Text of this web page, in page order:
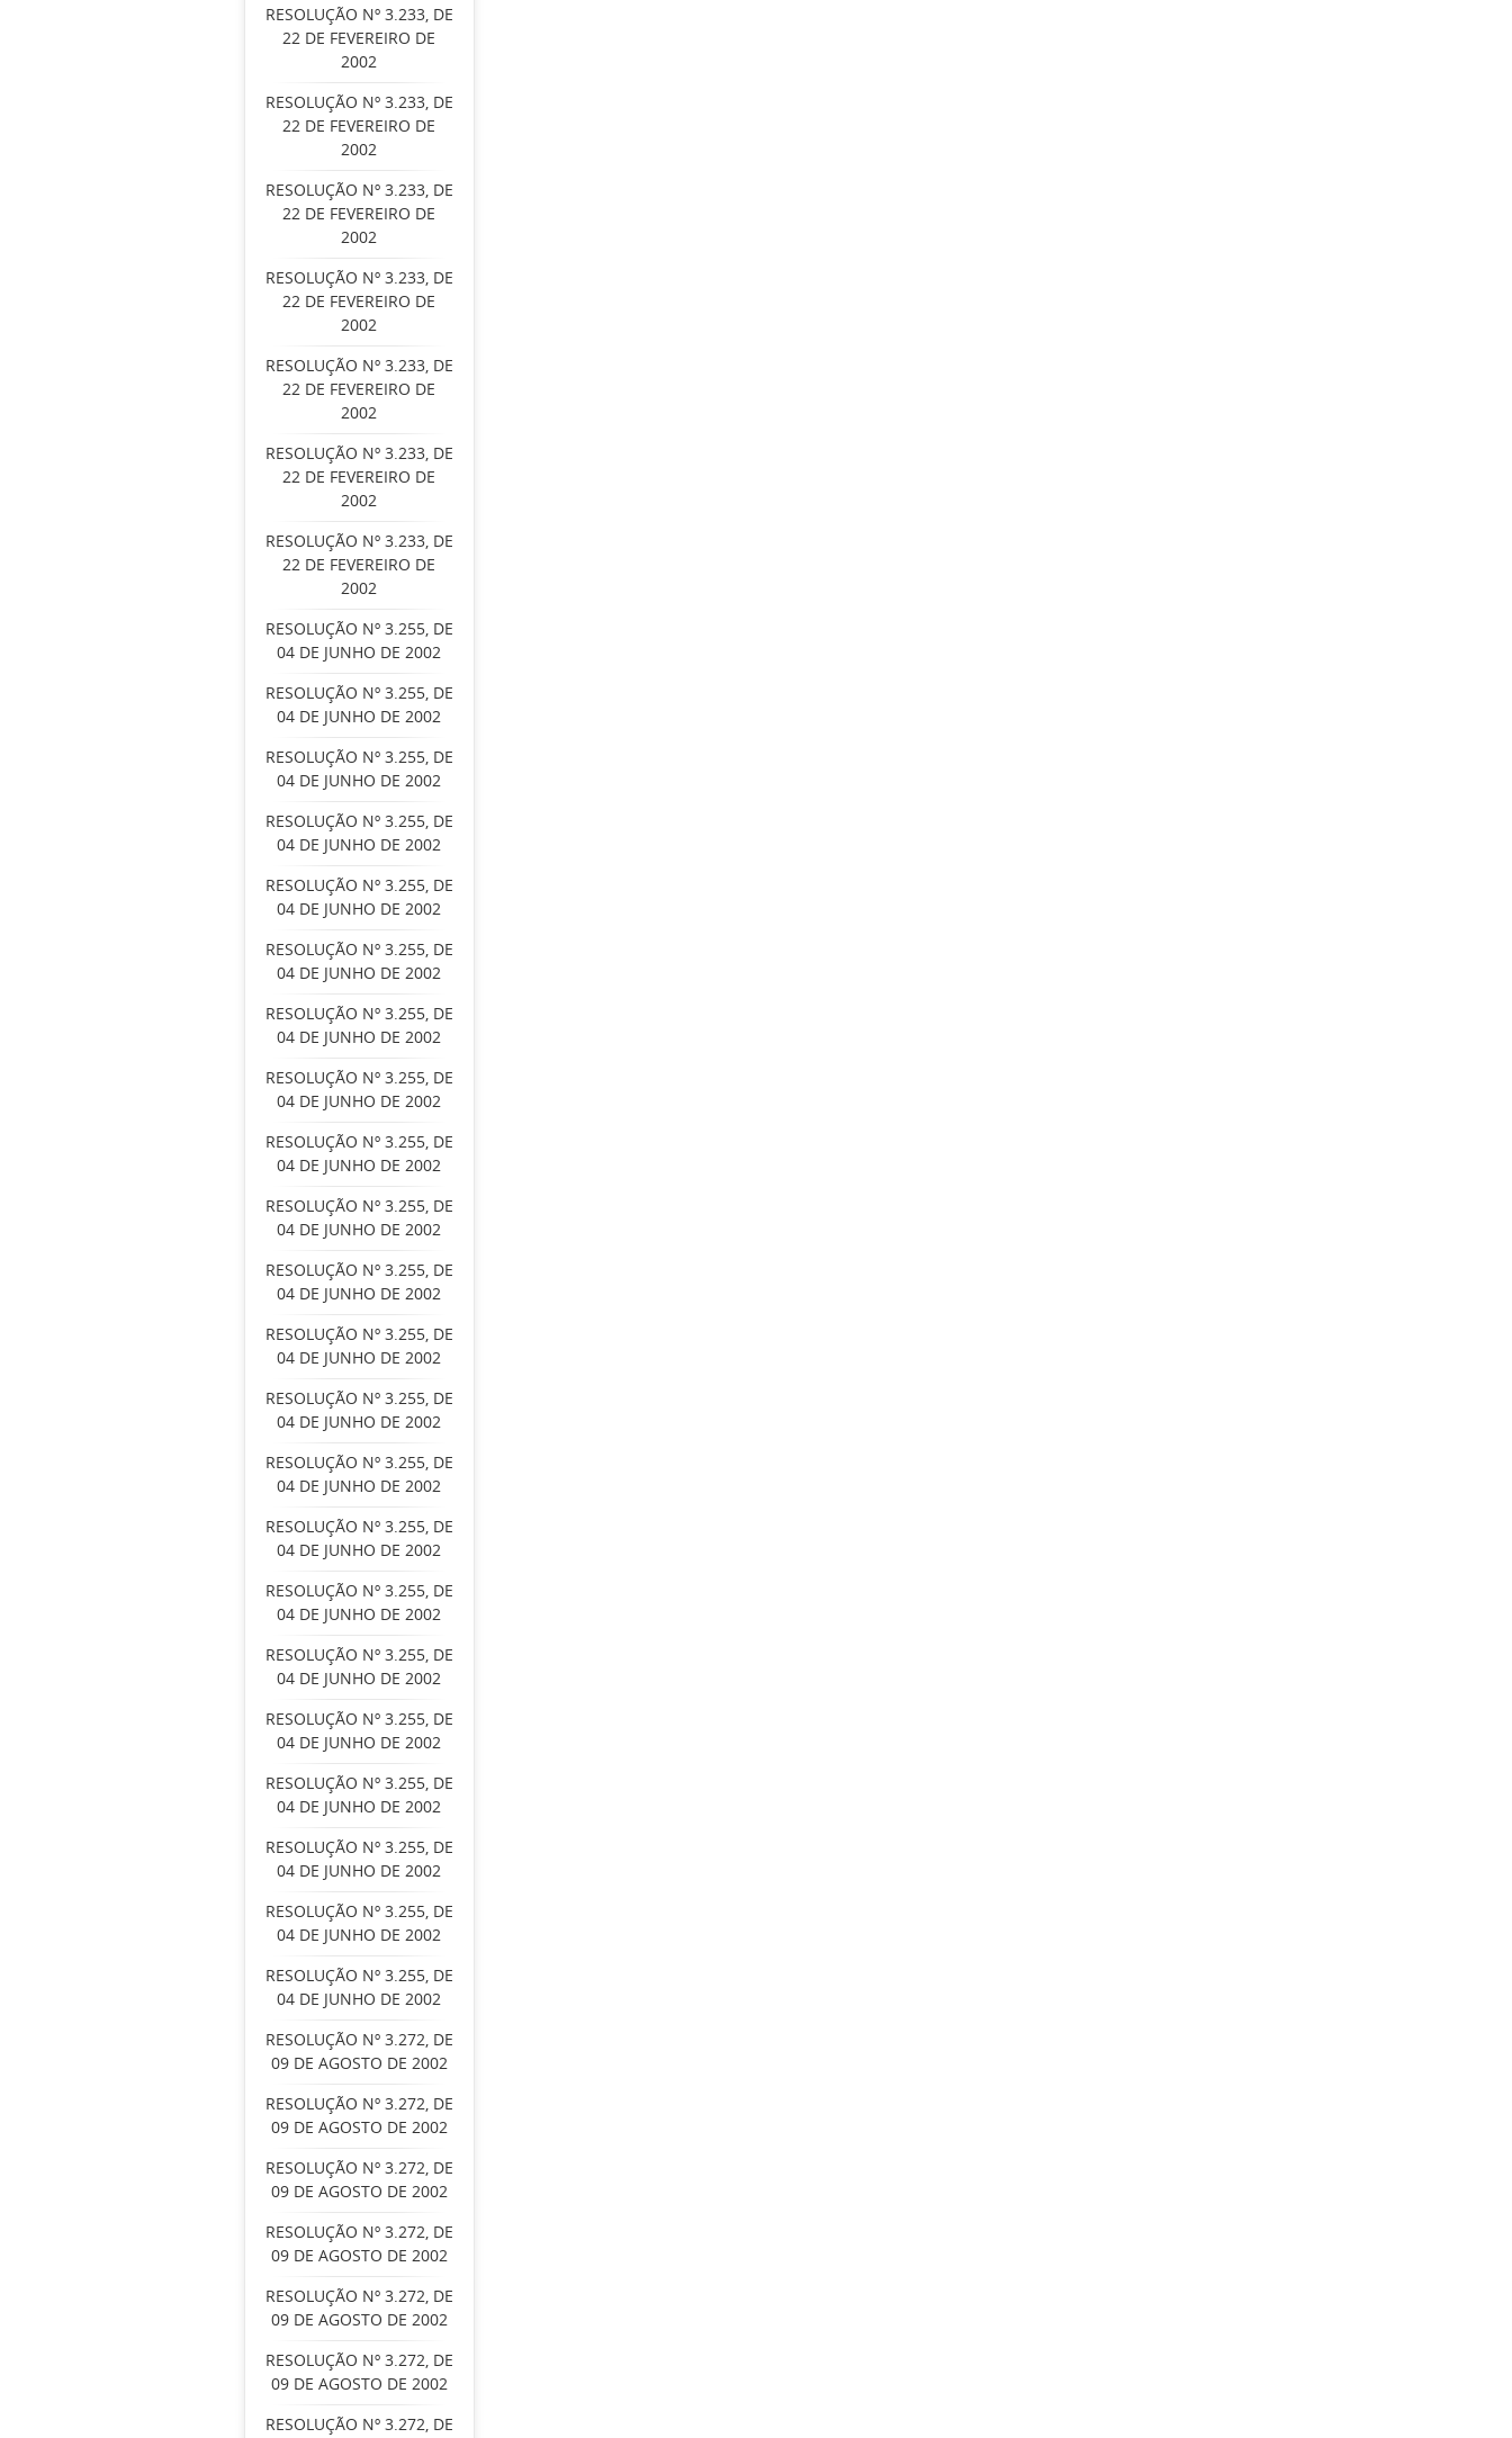
RESOLUÇÃO Nº 3.233, DE
22 DE FEVEREIRO DE
2002
RESOLUÇÃO Nº 3.233, DE
22 DE FEVEREIRO DE
2002
RESOLUÇÃO Nº 3.233, DE
22 DE FEVEREIRO DE
2002
RESOLUÇÃO Nº 3.233, DE
22 DE FEVEREIRO DE
2002
RESOLUÇÃO Nº 3.233, DE
22 DE FEVEREIRO DE
2002
RESOLUÇÃO Nº 3.233, DE
22 DE FEVEREIRO DE
2002
RESOLUÇÃO Nº 3.233, DE
22 DE FEVEREIRO DE
2002
RESOLUÇÃO Nº 3.255, DE
04 DE JUNHO DE 2002
RESOLUÇÃO Nº 3.255, DE
04 DE JUNHO DE 2002
RESOLUÇÃO Nº 3.255, DE
04 DE JUNHO DE 2002
RESOLUÇÃO Nº 3.255, DE
04 DE JUNHO DE 2002
RESOLUÇÃO Nº 3.255, DE
04 DE JUNHO DE 2002
RESOLUÇÃO Nº 3.255, DE
04 DE JUNHO DE 2002
RESOLUÇÃO Nº 3.255, DE
04 DE JUNHO DE 2002
RESOLUÇÃO Nº 3.255, DE
04 DE JUNHO DE 2002
RESOLUÇÃO Nº 3.255, DE
04 DE JUNHO DE 2002
RESOLUÇÃO Nº 3.255, DE
04 DE JUNHO DE 2002
RESOLUÇÃO Nº 3.255, DE
04 DE JUNHO DE 2002
RESOLUÇÃO Nº 3.255, DE
04 DE JUNHO DE 2002
RESOLUÇÃO Nº 3.255, DE
04 DE JUNHO DE 2002
RESOLUÇÃO Nº 3.255, DE
04 DE JUNHO DE 2002
RESOLUÇÃO Nº 3.255, DE
04 DE JUNHO DE 2002
RESOLUÇÃO Nº 3.255, DE
04 DE JUNHO DE 2002
RESOLUÇÃO Nº 3.255, DE
04 DE JUNHO DE 2002
RESOLUÇÃO Nº 3.255, DE
04 DE JUNHO DE 2002
RESOLUÇÃO Nº 3.255, DE
04 DE JUNHO DE 2002
RESOLUÇÃO Nº 3.255, DE
04 DE JUNHO DE 2002
RESOLUÇÃO Nº 3.255, DE
04 DE JUNHO DE 2002
RESOLUÇÃO Nº 3.255, DE
04 DE JUNHO DE 2002
RESOLUÇÃO Nº 3.272, DE
09 DE AGOSTO DE 2002
RESOLUÇÃO Nº 3.272, DE
09 DE AGOSTO DE 2002
RESOLUÇÃO Nº 3.272, DE
09 DE AGOSTO DE 2002
RESOLUÇÃO Nº 3.272, DE
09 DE AGOSTO DE 2002
RESOLUÇÃO Nº 3.272, DE
09 DE AGOSTO DE 2002
RESOLUÇÃO Nº 3.272, DE
09 DE AGOSTO DE 2002
RESOLUÇÃO Nº 3.272, DE